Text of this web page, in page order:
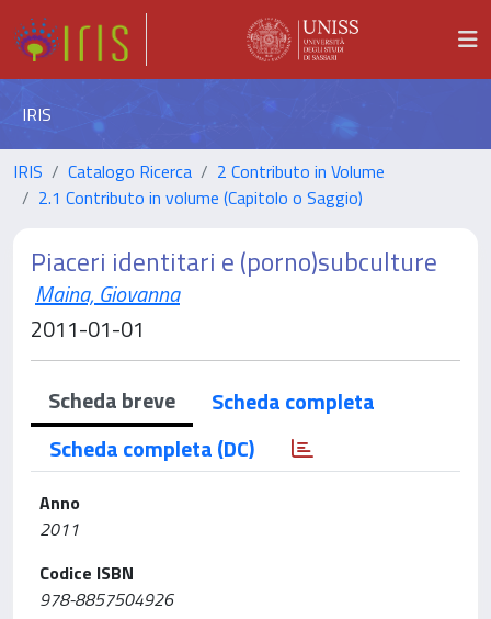
IRIS
IRIS Catalogo Ricerca
2 Contributo in Volume
2.1 Contributo in volume (Capitolo o Saggio)
Piaceri identitari e (porno)subculture
Maina, Giovanna
2011-01-01
Scheda breve
Scheda completa
Scheda completa (DC)
Anno
2011
Codice ISBN
978-8857504926